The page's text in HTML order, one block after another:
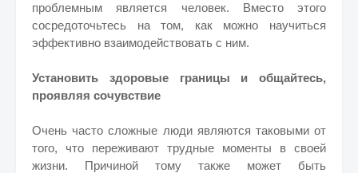
проблемным является человек. Вместо этого
сосредоточьтесь на том, как можно научиться
эффективно взаимодействовать с ним.
Установить здоровые границы и общайтесь,
проявляя сочувствие
Очень часто сложные люди являются таковыми от
того, что переживают трудные моменты в своей
жизни. Причиной тому также может быть